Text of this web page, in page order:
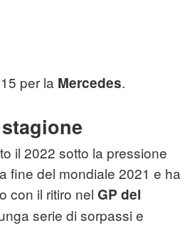
per la Mercedes.
il 2022 sotto la pressione
fine del mondiale 2021 e ha
con il ritiro nel GP del
serie di sorpassi e